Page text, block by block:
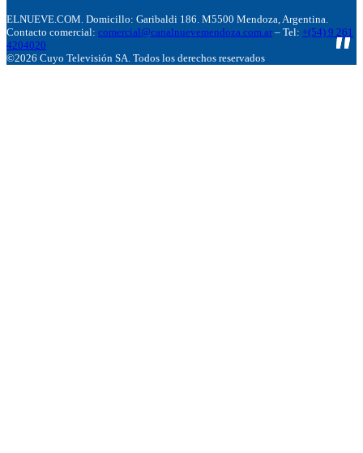
ELNUEVE.COM. Domicillo: Garibaldi 186. M5500 Mendoza, Argentina.
Contacto comercial: comercial@canalnuevemendoza.com.ar – Tel: +(54) 9 261
4204020
©2026 Cuyo Televisión SA. Todos los derechos reservados